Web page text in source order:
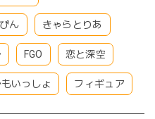
ん きゃらとりあ
FGO 恋と深空
いっしょ フィギュア